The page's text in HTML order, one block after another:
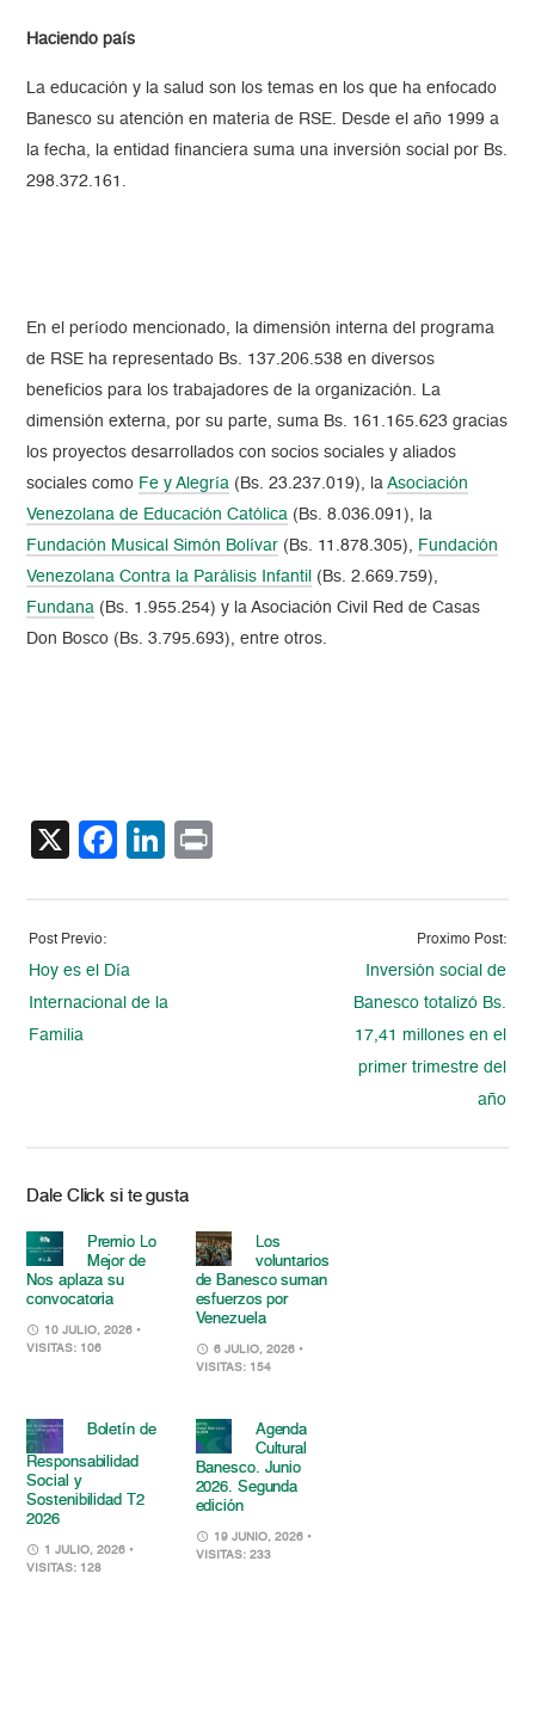
Haciendo país
La educación y la salud son los temas en los que ha enfocado
Banesco su atención en materia de RSE. Desde el año 1999 a
la fecha, la entidad financiera suma una inversión social por Bs.
298.372.161.
En el período mencionado, la dimensión interna del programa
de RSE ha representado Bs. 137.206.538 en diversos
beneficios para los trabajadores de la organización. La
dimensión externa, por su parte, suma Bs. 161.165.623 gracias
los proyectos desarrollados con socios sociales y aliados
sociales como Fe y Alegría (Bs. 23.237.019), laAsociación
Venezolana de Educación Católica (Bs. 8.036.091), la
Fundación Musical Simón Bolívar (Bs. 11.878.305), Fundación
Venezolana Contra la Parálisis Infantil (Bs. 2.669.759),
Fundana (Bs. 1.955.254) y la Asociación Civil Red de Casas
Don Bosco (Bs. 3.795.693), entre otros.
X Facebook
LinkedIn
Post Previo:
Hoy es el Día
Internacional de la
Familia
Proximo Post:
Inversión social de
Banesco totalizó Bs.
17,41 millones en el
primer trimestre del
año
Dale Click si te gusta
Premio Lo
Mejor de
Nos aplaza su
convocatoria
10 JULIO, 2026 •
VISITAS: 106
Los
voluntarios
de Banesco suman
esfuerzos por
Venezuela
6 JULIO, 2026 •
VISITAS: 154
Boletín de
Responsabilidad
Social y
Sostenibilidad T2
2026
1 JULIO, 2026 •
VISITAS: 128
Agenda
Cultural
Banesco. Junio
2026. Segunda
edición
19 JUNIO, 2026 •
VISITAS: 233